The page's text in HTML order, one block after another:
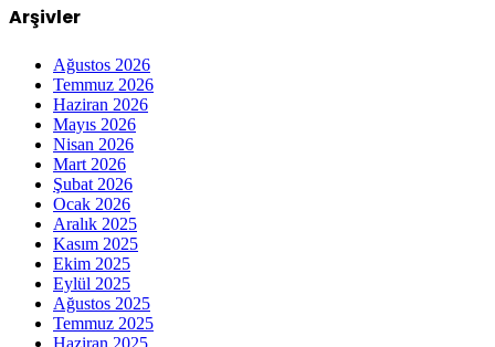
Arşivler
Ağustos 2026
Temmuz 2026
Haziran 2026
Mayıs 2026
Nisan 2026
Mart 2026
Şubat 2026
Ocak 2026
Aralık 2025
Kasım 2025
Ekim 2025
Eylül 2025
Ağustos 2025
Temmuz 2025
Haziran 2025